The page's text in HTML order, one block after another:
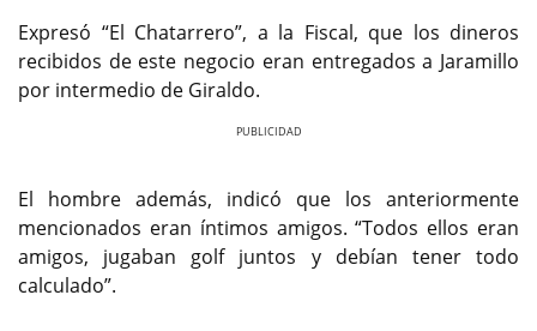
Expresó “El Chatarrero”, a la Fiscal, que los dineros
recibidos de este negocio eran entregados a Jaramillo
por intermedio de Giraldo.
El hombre además, indicó que los anteriormente
mencionados eran íntimos amigos. “Todos ellos eran
amigos, jugaban golf juntos y debían tener todo
calculado”.